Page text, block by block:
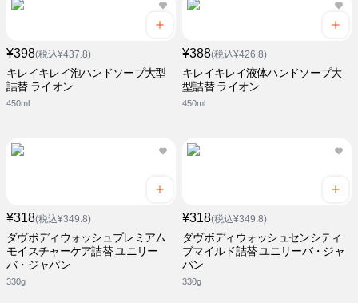
¥398(税込¥437.8)
キレイキレイ泡ハンドソープ大型
詰替 ライオン
450ml
¥388(税込¥426.8)
キレイキレイ液体ハンドソープ大
型詰替 ライオン
450ml
¥318(税込¥349.8)
ダヴボディウォッシュプレミアム
モイスチャーケア詰替 ユニリー
バ・ジャパン
330g
¥318(税込¥349.8)
ダヴボディウォッシュセンシティ
ブマイルド詰替 ユニリーバ・ジャ
パン
330g